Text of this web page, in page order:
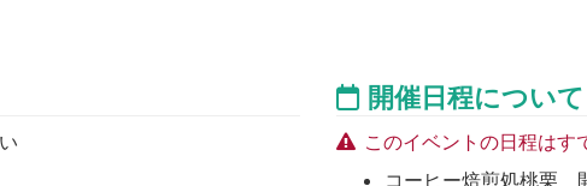
開催日程について
このイベントの日程はす
コーヒー焙煎処桃栗